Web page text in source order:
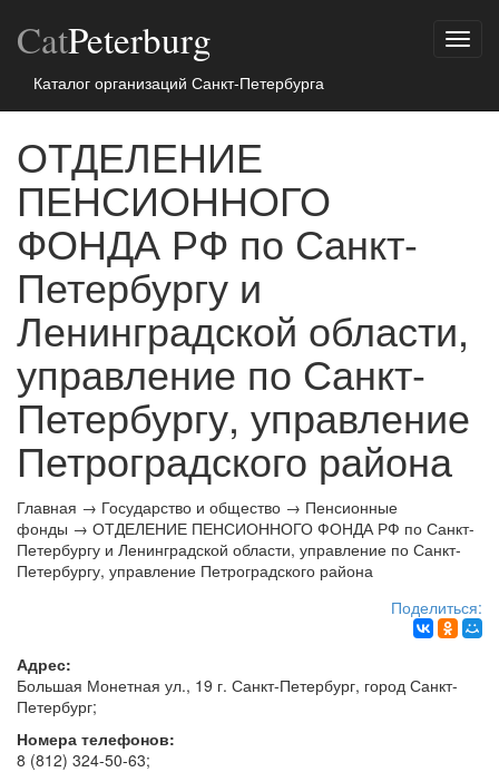
CatPeterburg
Каталог организаций Санкт-Петербурга
ОТДЕЛЕНИЕ
ПЕНСИОННОГО
ФОНДА РФ по Санкт-
Петербургу и
Ленинградской области,
управление по Санкт-
Петербургу, управление
Петроградского района
Главная → Государство и общество → Пенсионные
фонды → ОТДЕЛЕНИЕ ПЕНСИОННОГО ФОНДА РФ по Санкт-
Петербургу и Ленинградской области, управление по Санкт-
Петербургу, управление Петроградского района
Поделиться:
Адрес:
Большая Монетная ул., 19 г. Санкт-Петербург, город Санкт-
Петербург;
Номера телефонов:
8 (812) 324-50-63;